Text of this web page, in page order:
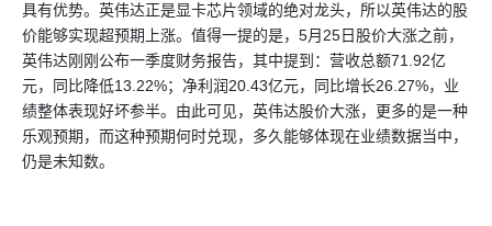
具有优势。英伟达正是显卡芯片领域的绝对龙头，所以英伟达的股
价能够实现超预期上涨。值得一提的是，5月25日股价大涨之前，
英伟达刚刚公布一季度财务报告，其中提到：营收总额71.92亿
元，同比降低13.22%；净利润20.43亿元，同比增长26.27%，业
绩整体表现好坏参半。由此可见，英伟达股价大涨，更多的是一种
乐观预期，而这种预期何时兑现，多久能够体现在业绩数据当中，
仍是未知数。